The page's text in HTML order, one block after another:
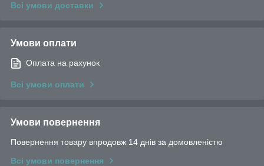
Всі умови доставки
Умови оплати
Оплата на рахунок
Всі умови оплати
Умови повернення
Повернення товару впродовж 14 днів за домовленістю
Всі умови повернення